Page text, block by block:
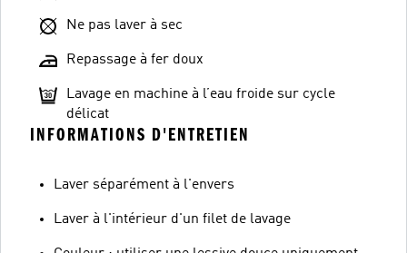
Ne pas laver à sec
Repassage à fer doux
Lavage en machine à l’eau froide sur cycle
délicat
INFORMATIONS D'ENTRETIEN
Laver séparément à l'envers
Laver à l'intérieur d'un filet de lavage